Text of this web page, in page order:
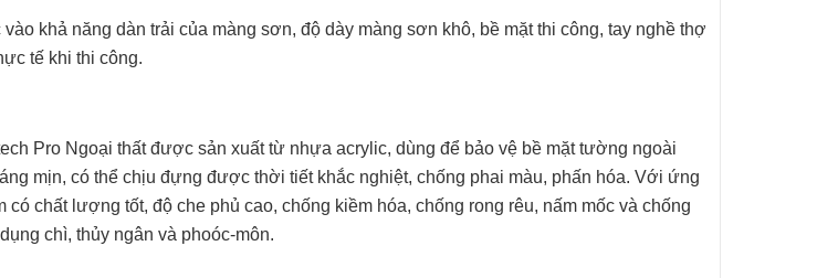
khả năng dàn trải của màng sơn, độ dày màng sơn khô, bề mặt thi công, tay nghề thợ
tế khi thi công.
Pro Ngoại thất được sản xuất từ nhựa acrylic, dùng để bảo vệ bề mặt tường ngoài
mịn, có thể chịu đựng được thời tiết khắc nghiệt, chống phai màu, phấn hóa. Với ứng
có chất lượng tốt, độ che phủ cao, chống kiềm hóa, chống rong rêu, nấm mốc và chống
chì, thủy ngân và phoóc-môn.